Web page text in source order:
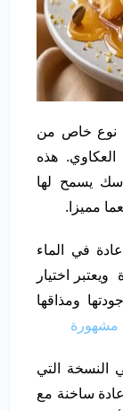
نوع خاص من
العكاوي. هذه
يسمح لها
مميزا.
في الماء
اختيار
ومذاقها
مشهورة
النسخة التي
ساخنة مع